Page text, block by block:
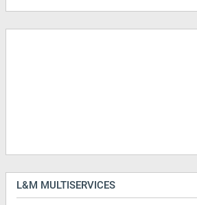
L&M MULTISERVICES